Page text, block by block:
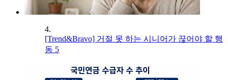
4.
[Trend&Bravo] 거절 못 하는 시니어가 끊어야 할 행
동 5